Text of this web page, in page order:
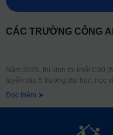
CÁC TRƯỜNG CÔNG
Năm 2026, thí sinh thi khối C00
tuyển vào 5 trường đại học, học
Đọc thêm ➤